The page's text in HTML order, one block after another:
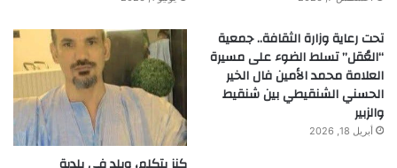
تحت رعاية وزارة الثقافة.. جمعية
“العُقل” تسلط الضوء على مسيرة
العلامة محمد الأمين فال الخير
الحسني الشنقيطي بين شنقيط
والزبير
أبريل 18, 2026